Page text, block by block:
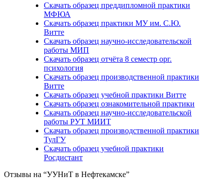
Скачать образец преддипломной практики
МФЮА
Скачать образец практики МУ им. С.Ю.
Витте
Скачать образец научно-исследовательской
работы МИП
Скачать образец отчёта 8 семестр орг.
психология
Скачать образец производственной практики
Витте
Скачать образец учебной практики Витте
Скачать образец ознакомительной практики
Скачать образец научно-исследовательской
работы РУТ МИИТ
Скачать образец производственной практики
ТулГУ
Скачать образец учебной практики
Росдистант
Отзывы на “УУНиТ в Нефтекамске”